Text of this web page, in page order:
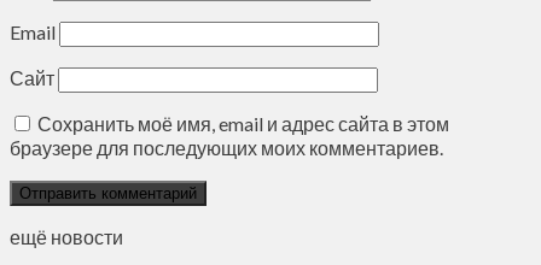
Email
Сайт
Сохранить моё имя, email и адрес сайта в этом
браузере для последующих моих комментариев.
ещё новости